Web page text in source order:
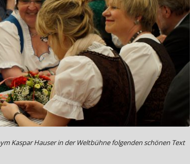
Kaspar Hauser in der Weltbühne folgenden schönen Text